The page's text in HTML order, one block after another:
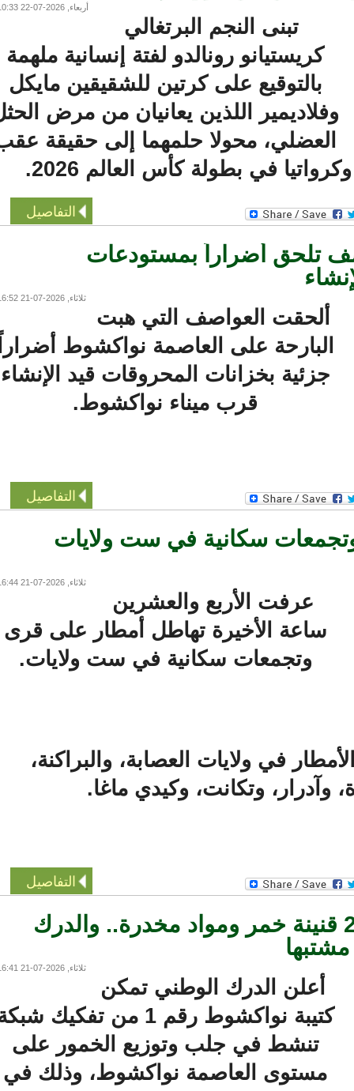
أربعاء, 2026-07-22 10:33
تبنى النجم البرتغالي
كريستيانو رونالدو لفتة إنسانية ملهمة
بالتوقيع على كرتين للشقيقين مايكل
اللذين يعانيان من مرض الحثل
العضلي، محولا حلمهما إلى حقيقة عقب
في بطولة كأس العالم 2026.
التفاصيل
أضراراً بمستودعات
ثلاثاء, 2026-07-21 16:52
ألحقت العواصف التي هبت
البارحة على العاصمة نواكشوط أضراراً
جزئية بخزانات المحروقات قيد الإنشاء
قرب ميناء نواكشوط.
التفاصيل
سكانية في ست ولايات
ثلاثاء, 2026-07-21 16:44
عرفت الأربع والعشرين
ساعة الأخيرة تهاطل أمطار على قرى
وتجمعات سكانية في ست ولايات.
في ولايات العصابة، والبراكنة،
وآدرار، وتكانت، وكيدي ماغا.
التفاصيل
أكثر من 200 قنينة خمر ومواد مخدرة.. والدرك
ثلاثاء, 2026-07-21 16:41
أعلن الدرك الوطني تمكن
كتيبة نواكشوط رقم 1 من تفكيك شبكة
تنشط في جلب وتوزيع الخمور على
مستوى العاصمة نواكشوط، وذلك في